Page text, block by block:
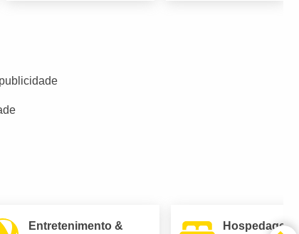
Entretenimento &
Hospedagem